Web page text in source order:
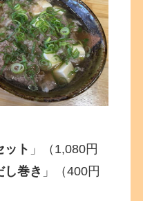
ット 」（1,080円
し巻き 」（400円